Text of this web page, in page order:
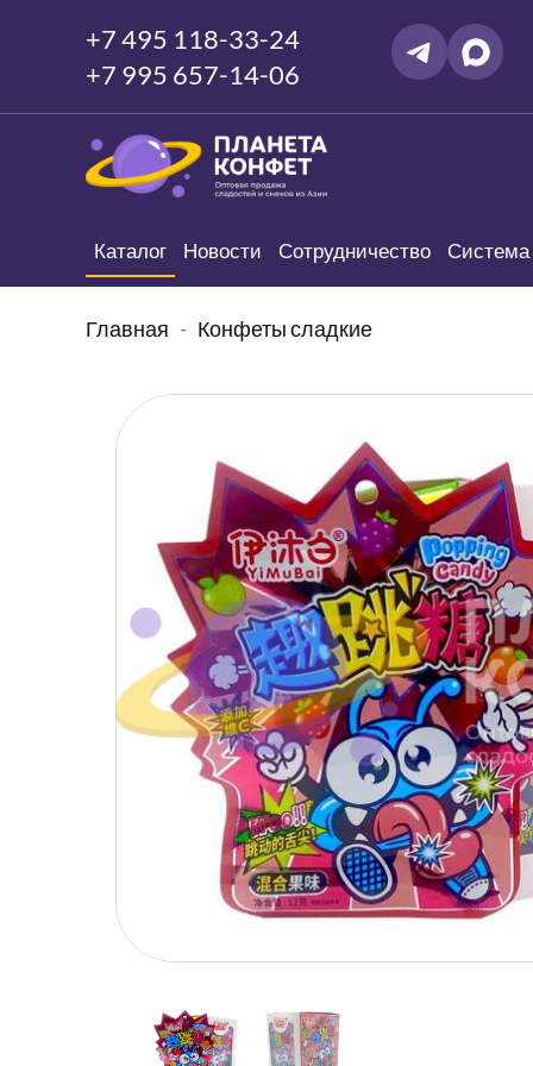
+7 495 118-33-24
+7 995 657-14-06
Каталог Новости Сотрудничество Система
Главная Конфеты сладкие